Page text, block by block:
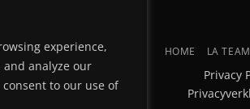
experience,
analyze our
to our use of
HOME LA
Privacy